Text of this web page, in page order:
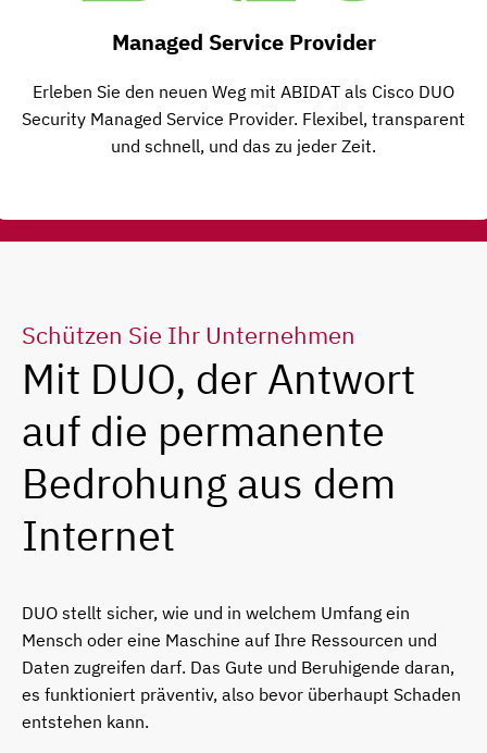
Managed Service Provider
Erleben Sie den neuen Weg mit ABIDAT als Cisco DUO
Security Managed Service Provider. Flexibel, transparent
und schnell, und das zu jeder Zeit.
Schützen Sie Ihr Unternehmen
Mit DUO, der Antwort
auf die permanente
Bedrohung aus dem
Internet
DUO stellt sicher, wie und in welchem Umfang ein
Mensch oder eine Maschine auf Ihre Ressourcen und
Daten zugreifen darf. Das Gute und Beruhigende daran,
es funktioniert präventiv, also bevor überhaupt Schaden
entstehen kann.